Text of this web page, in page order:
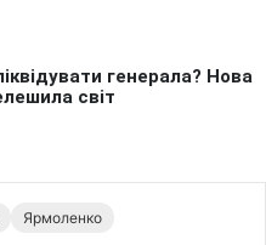
Ярмоленко